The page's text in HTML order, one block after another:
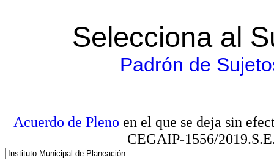
Selecciona al
Padrón de
Acuerdo de Pleno en el que se deja sin
CEGAIP-1556/